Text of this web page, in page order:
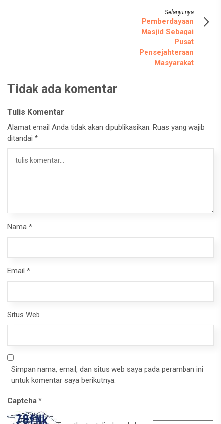
Selanjutnya
Pemberdayaan
Masjid Sebagai
Pusat
Pensejahteraan
Masyarakat
Tidak ada komentar
Tulis Komentar
Alamat email Anda tidak akan dipublikasikan. Ruas yang wajib
ditandai *
Nama *
Email *
Situs Web
Simpan nama, email, dan situs web saya pada peramban ini
untuk komentar saya berikutnya.
Captcha *